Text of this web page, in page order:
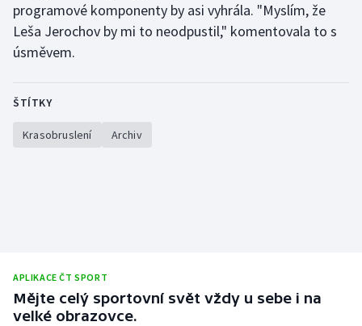
Vodní slalom
Volejbal
Ostatní
programové komponenty by asi vyhrála. "Myslím, že
Leša Jerochov by mi to neodpustil," komentovala to s
úsměvem.
ŠTÍTKY
Krasobruslení Archiv
APLIKACE ČT SPORT
Mějte celý sportovní svět vždy u sebe i na
velké obrazovce.